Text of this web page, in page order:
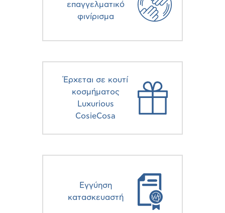
επαγγελματικό
φινίρισμα
Έρχεται σε κουτί
κοσμήματος
Luxurious
CosieCosa
Eγγύηση
κατασκευαστή